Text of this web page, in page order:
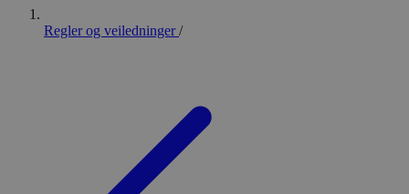
Regler og veiledninger/